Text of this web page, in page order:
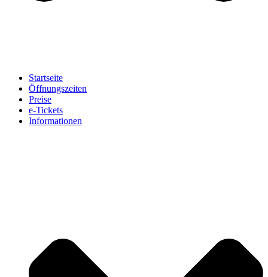
Startseite
Öffnungszeiten
Preise
e-Tickets
Informationen